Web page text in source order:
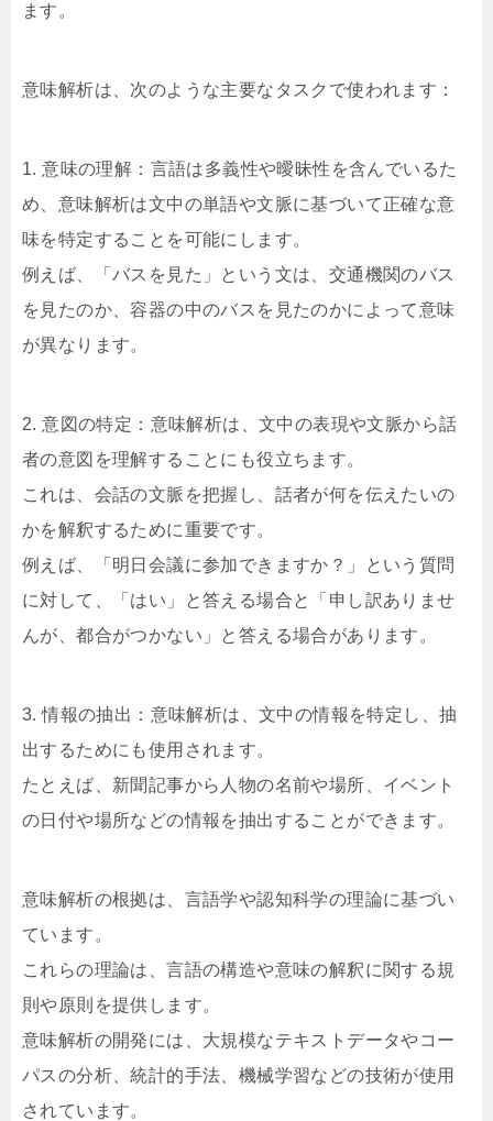
ます。
意味解析は、次のような主要なタスクで使われます：
1. 意味の理解：言語は多義性や曖昧性を含んでいるた
め、意味解析は文中の単語や文脈に基づいて正確な意
味を特定することを可能にします。
例えば、「バスを見た」という文は、交通機関のバス
を見たのか、容器の中のバスを見たのかによって意味
が異なります。
2. 意図の特定：意味解析は、文中の表現や文脈から話
者の意図を理解することにも役立ちます。
これは、会話の文脈を把握し、話者が何を伝えたいの
かを解釈するために重要です。
例えば、「明日会議に参加できますか？」という質問
に対して、「はい」と答える場合と「申し訳ありませ
んが、都合がつかない」と答える場合があります。
3. 情報の抽出：意味解析は、文中の情報を特定し、抽
出するためにも使用されます。
たとえば、新聞記事から人物の名前や場所、イベント
の日付や場所などの情報を抽出することができます。
意味解析の根拠は、言語学や認知科学の理論に基づい
ています。
これらの理論は、言語の構造や意味の解釈に関する規
則や原則を提供します。
意味解析の開発には、大規模なテキストデータやコー
パスの分析、統計的手法、機械学習などの技術が使用
されています。